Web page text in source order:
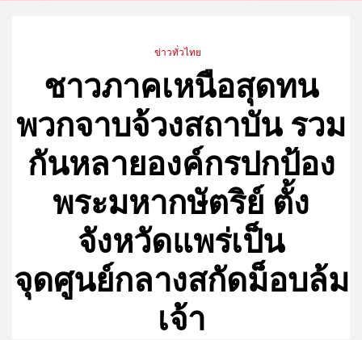
ข่าวทั่วไทย
ชาวภาคเหนือสุดทน
พวกจาบจ้วงสถาบัน รวม
กันหลายองค์กรปกป้อง
พระมหากษัตริย์ ตั้ง
จังหวัดแพร่เป็น
จุดศูนย์กลางสกัดม็อบล้ม
เจ้า